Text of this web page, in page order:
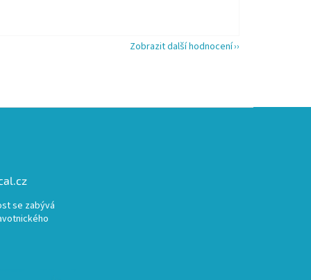
Zobrazit další hodnocení
se zabývá